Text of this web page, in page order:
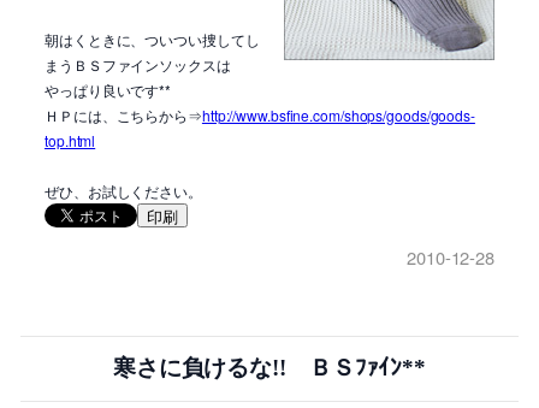
朝はくときに、ついつい捜してし
まうＢＳファインソックスは
やっぱり良いです**
ＨＰには、こちらから⇒http://www.bsfine.com/shops/goods/goods-
top.html
ぜひ、お試しください。
印刷
2010-12-28
寒さに負けるな!! ＢＳﾌｧｲﾝ**